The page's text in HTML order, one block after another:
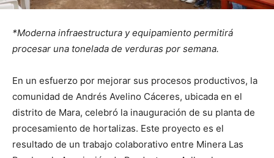
*Moderna infraestructura y equipamiento permitirá
procesar una tonelada de verduras por semana.
En un esfuerzo por mejorar sus procesos productivos, la
comunidad de Andrés Avelino Cáceres, ubicada en el
distrito de Mara, celebró la inauguración de su planta de
procesamiento de hortalizas. Este proyecto es el
resultado de un trabajo colaborativo entre Minera Las